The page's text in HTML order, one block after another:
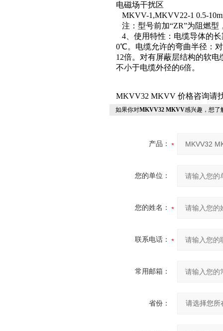
电磁场干扰区
MKVV-1,MKVV22-1 0.5-
注：型号前加“ZR”为阻燃
4、使用特性：电缆导体的
0℃。电缆允许的弯曲半径：
12倍。对有屏蔽层结构的软
不小于电缆外径的6倍。
MKVV32 MKVV 价格咨询请
如果你对MKVV32 MKVV感兴趣，想了
产品：
您的单位：
您的姓名：
联系电话：
常用邮箱：
省份：